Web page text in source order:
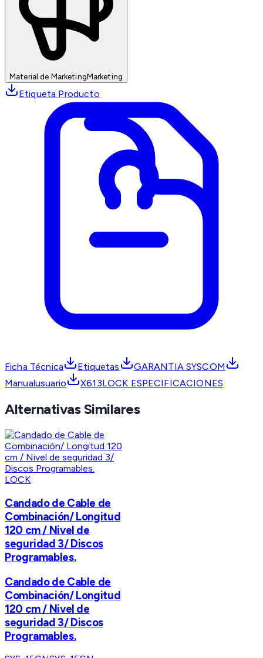
Material de MarketingMarketing
Etiqueta Producto
Ficha Técnica Etiquetas
GARANTIA SYSCOM
Manualusuario
X613LOCK ESPECIFICACIONES
Alternativas Similares
LOCK
Candado de Cable de
Combinación/ Longitud
120 cm / Nivel de
seguridad 3/ Discos
Programables.
Candado de Cable de
Combinación/ Longitud
120 cm / Nivel de
seguridad 3/ Discos
Programables.